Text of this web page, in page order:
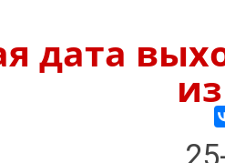
дата